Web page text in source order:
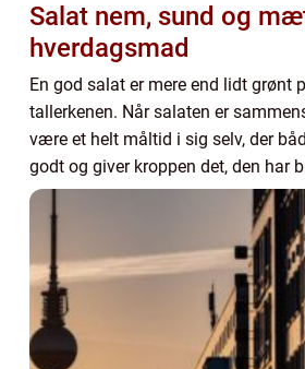
Salat nem, sund og mættende
hverdagsmad
En god salat er mere end lidt grønt
tallerkenen. Når salaten er
være et helt måltid i sig selv, der
godt og giver kroppen det, den har
storbyer, som København, har